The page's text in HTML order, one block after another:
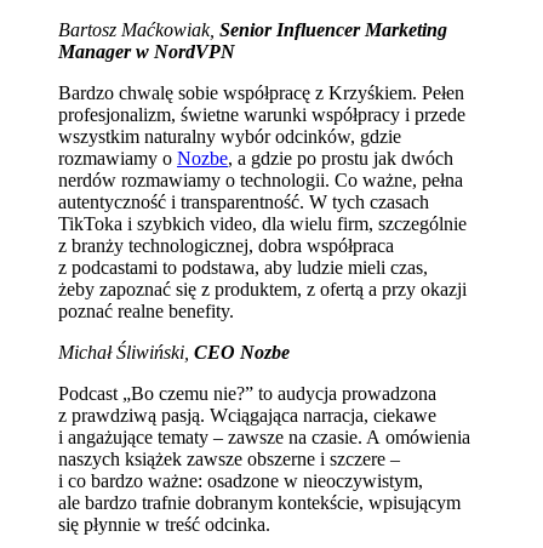
Bartosz Maćkowiak, Senior Influencer Marketing
Manager w NordVPN
Bardzo chwalę sobie współpracę z Krzyśkiem. Pełen
profesjonalizm, świetne warunki współpracy i przede
wszystkim naturalny wybór odcinków, gdzie
rozmawiamy o Nozbe, a gdzie po prostu jak dwóch
nerdów rozmawiamy o technologii. Co ważne, pełna
autentyczność i transparentność. W tych czasach
TikToka i szybkich video, dla wielu firm, szczególnie
z branży technologicznej, dobra współpraca
z podcastami to podstawa, aby ludzie mieli czas,
żeby zapoznać się z produktem, z ofertą a przy okazji
poznać realne benefity.
Michał Śliwiński, CEO Nozbe
Podcast „Bo czemu nie?” to audycja prowadzona
z prawdziwą pasją. Wciągająca narracja, ciekawe
i angażujące tematy – zawsze na czasie. A omówienia
naszych książek zawsze obszerne i szczere –
i co bardzo ważne: osadzone w nieoczywistym,
ale bardzo trafnie dobranym kontekście, wpisującym
się płynnie w treść odcinka.